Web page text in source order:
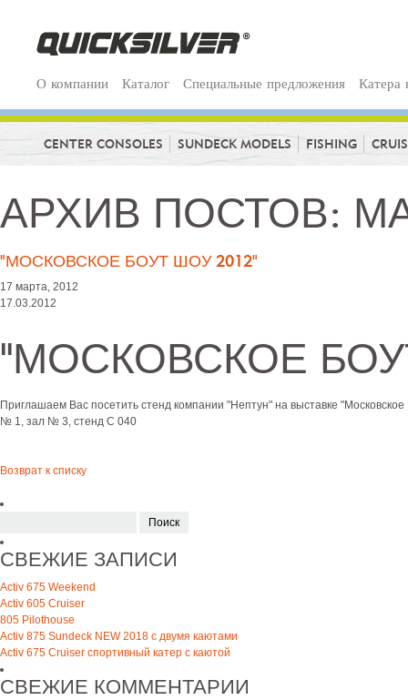
О компании Каталог Специальные предложения Катера
CENTER CONSOLES SUNDECK MODELS FISHING
АРХИВ ПОСТОВ:
"МОСКОВСКОЕ БОУТ ШОУ 2012"
17 марта, 2012
17.03.2012
"МОСКОВСКОЕ
Приглашаем Вас посетить стенд компании "Нептун" на выставке
№ 1, зал № 3, стенд С 040
Возврат к списку
СВЕЖИЕ ЗАПИСИ
Activ 675 Weekend
Activ 605 Cruiser
805 Pilothouse
Activ 875 Sundeck NEW 2018 с двумя каютами
Activ 675 Cruiser спортивный катер с каютой
СВЕЖИЕ КОММЕНТАРИИ